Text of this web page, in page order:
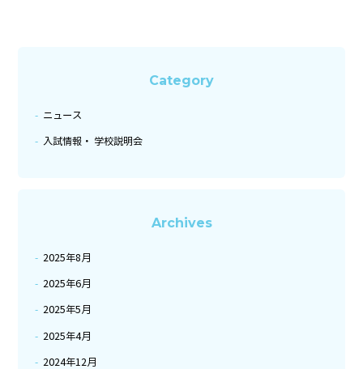
Category
ニュース
入試情報・ 学校説明会
Archives
2025年8月
2025年6月
2025年5月
2025年4月
2024年12月